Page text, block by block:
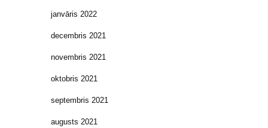
janvāris 2022
decembris 2021
novembris 2021
oktobris 2021
septembris 2021
augusts 2021